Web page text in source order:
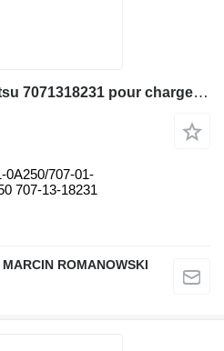
Vérin hydraulique Komatsu 7071318231 pour chargeuse sur pneus Komatsu WA470 WA480
0A250/707-01-
707-13-18231
ROMANOWSKI